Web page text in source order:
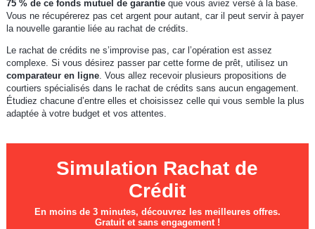
75 % de ce fonds mutuel de garantieque vous aviez versé à la base.
Vous ne récupérerez pas cet argent pour autant, car il peut servir à payer
la nouvelle garantie liée au rachat de crédits.
Le rachat de crédits ne s’improvise pas, car l’opération est assez
complexe. Si vous désirez passer par cette forme de prêt, utilisez un
comparateur en ligne. Vous allez recevoir plusieurs propositions de
courtiers spécialisés dans le rachat de crédits sans aucun engagement.
Étudiez chacune d’entre elles et choisissez celle qui vous semble la plus
adaptée à votre budget et vos attentes.
Simulation Rachat de
Crédit
En moins de 3 minutes, découvrez les meilleures offres.
Gratuit et sans engagement !